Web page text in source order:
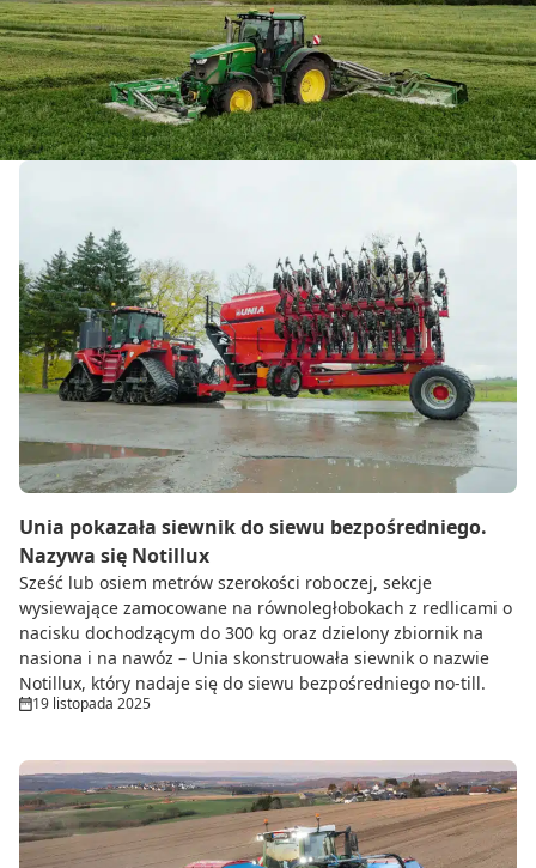
Unia pokazała siewnik do siewu bezpośredniego.
Nazywa się Notillux
Sześć lub osiem metrów szerokości roboczej, sekcje
wysiewające zamocowane na równoległobokach z redlicami o
nacisku dochodzącym do 300 kg oraz dzielony zbiornik na
nasiona i na nawóz ­– Unia skonstruowała siewnik o nazwie
Notillux, który nadaje się do siewu bezpośredniego no-till.
19 listopada 2025